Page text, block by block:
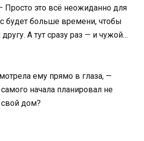
Просто это всё неожиданно для
будет больше времени, чтобы
А тут сразу раз — и чужой…
ему прямо в глаза, —
начала планировал не
свой дом?